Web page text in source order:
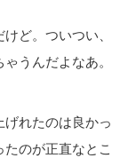
ど。ついつい、
うんだよなあ。
げれたのは良かっ
のが正直なとこ